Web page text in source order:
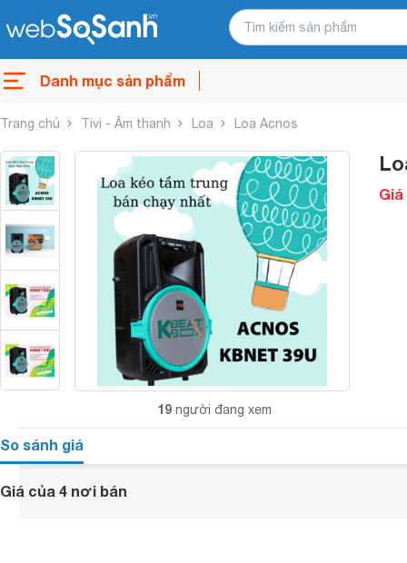
Danh mục sản phẩm
Trang chủ Tivi - Âm thanh Loa Loa Acnos
19 người đang xem
Giá
So sánh giá
Giá của 4 nơi bán